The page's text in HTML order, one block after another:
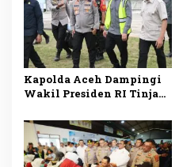
Kapolda Aceh Dampingi
Wakil Presiden RI Tinjau
Rekonstruksi
Pascabencana di Desa
Kendawi, Gayo Lues